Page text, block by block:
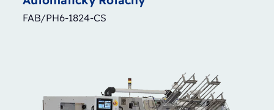
FAB/PH6-1824-CS